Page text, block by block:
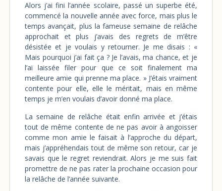
Alors j’ai fini l’année scolaire, passé un superbe été,
commencé la nouvelle année avec force, mais plus le
temps avançait, plus la fameuse semaine de relâche
approchait et plus j’avais des regrets de m’être
désistée et je voulais y retourner. Je me disais : «
Mais pourquoi j’ai fait ça ? Je l’avais, ma chance, et je
l’ai laissée filer pour que ce soit finalement ma
meilleure amie qui prenne ma place. » J’étais vraiment
contente pour elle, elle le méritait, mais en même
temps je m’en voulais d’avoir donné ma place.
La semaine de relâche était enfin arrivée et j’étais
tout de même contente de ne pas avoir à angoisser
comme mon amie le faisait à l’approche du départ,
mais j’appréhendais tout de même son retour, car je
savais que le regret reviendrait. Alors je me suis fait
promettre de ne pas rater la prochaine occasion pour
la relâche de l’année suivante.